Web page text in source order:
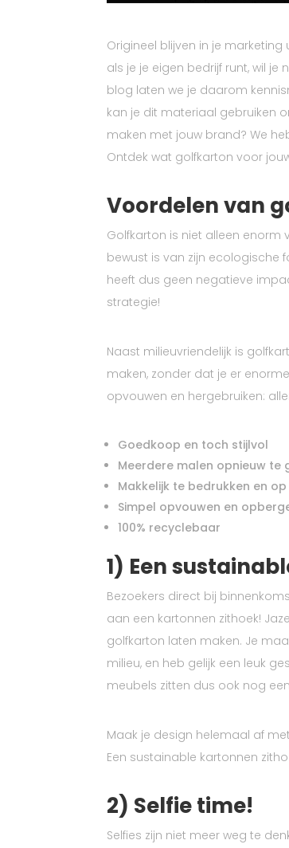
Origineel blijven in je
als je je eigen bedrijf runt, wil
blog laten we je daarom
kan je dit materiaal gebruiken
maken met jouw brand? We
Ontdek wat golfkarton voor
Voordelen van
Golfkarton is niet alleen enorm
bewust is van zijn ecologische
heeft dus geen negatieve
strategie!
Naast milieuvriendelijk is
maken, zonder dat je er
opvouwen en hergebruiken:
Goedkoop en toch stijlvol
Meerdere malen opnieuw te
Makkelijk te bedrukken en
Simpel opvouwen en
100% recyclebaar
1) Een
Bezoekers direct bij
aan een kartonnen zithoek!
golfkarton laten maken. Je
milieu, en heb gelijk een leuk
meubels zitten dus ook nog
Maak je design helemaal af
Een sustainable kartonnen
2) Selfie time!
Selfies zijn niet meer weg te